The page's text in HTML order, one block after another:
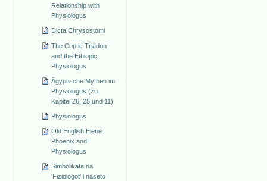
Relationship with
Physiologus
Dicta Chrysostomi
The Coptic Triadon
and the Ethiopic
Physiologus
Ägyptische Mythen im
Physiologus (zu
Kapitel 26, 25 und 11)
Physiologus
Old English Elene,
Phoenix and
Physiologus
Simbolikata na
'Fiziologot' i naseto